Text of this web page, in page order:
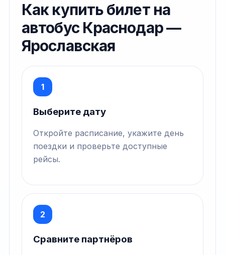
Как купить билет на
автобус Краснодар —
Ярославская
1
Выберите дату
Откройте расписание, укажите день
поездки и проверьте доступные
рейсы.
2
Сравните партнёров